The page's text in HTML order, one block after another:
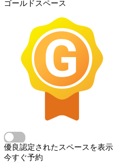
ゴールドスペース
優良認定されたスペースを表示
今すぐ予約